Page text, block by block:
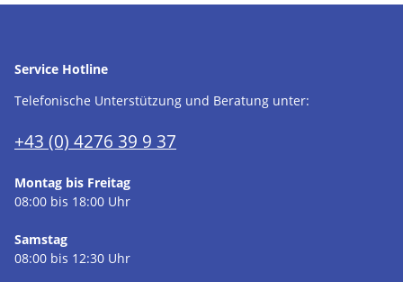
Service Hotline
Telefonische Unterstützung und Beratung unter:
+43 (0) 4276 39 9 37
Montag bis Freitag
08:00 bis 18:00 Uhr
Samstag
08:00 bis 12:30 Uhr